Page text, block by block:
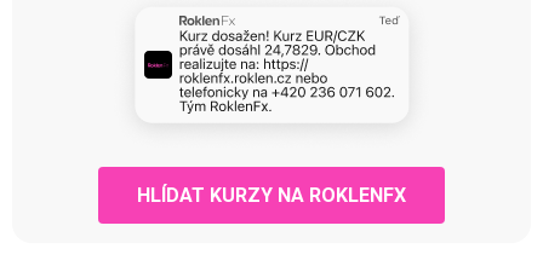
HLÍDAT KURZY NA ROKLENFX